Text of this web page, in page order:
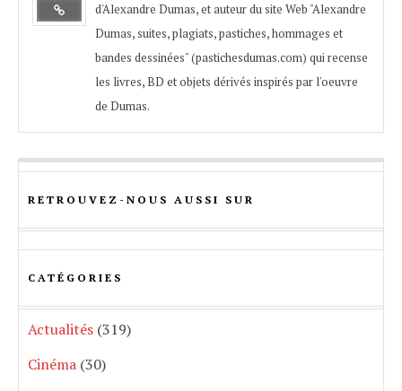
d'Alexandre Dumas, et auteur du site Web "Alexandre
Dumas, suites, plagiats, pastiches, hommages et
bandes dessinées" (pastichesdumas.com) qui recense
les livres, BD et objets dérivés inspirés par l'oeuvre
de Dumas.
RETROUVEZ-NOUS AUSSI SUR
CATÉGORIES
Actualités (319)
Cinéma (30)